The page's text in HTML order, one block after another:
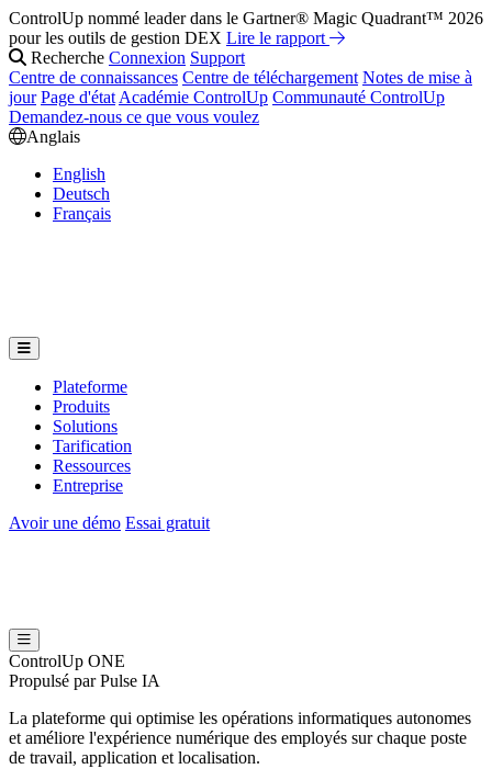
ControlUp nommé leader dans le Gartner® Magic Quadrant™ 2026
pour les outils de gestion DEX Lire le rapport
Recherche Connexion Support
Centre de connaissances Centre de téléchargement Notes de mise à
jour Page d'état Académie ControlUp Communauté ControlUp
Demandez-nous ce que vous voulez
Anglais
English
Deutsch
Français
Plateforme
Produits
Solutions
Tarification
Ressources
Entreprise
Avoir une démo Essai gratuit
ControlUp ONE
Propulsé par Pulse IA
La plateforme qui optimise les opérations informatiques autonomes
et améliore l'expérience numérique des employés sur chaque poste
de travail, application et localisation.